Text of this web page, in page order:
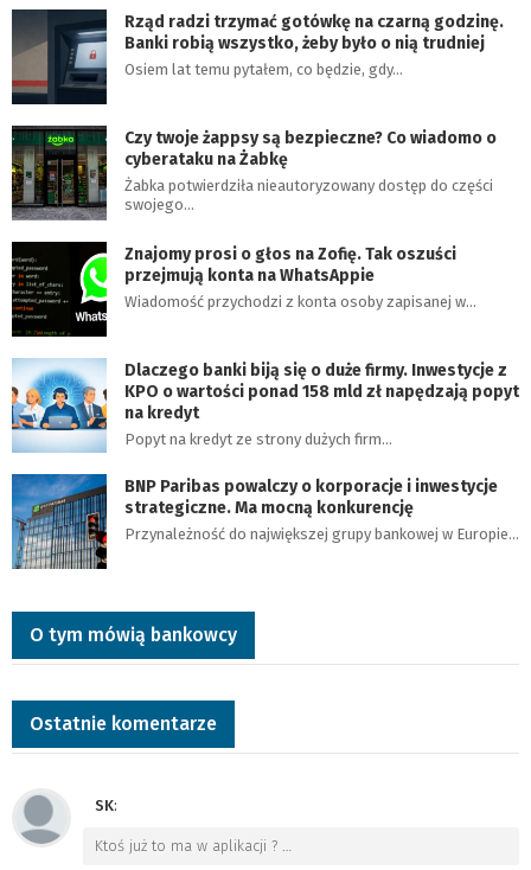
Rząd radzi trzymać gotówkę na czarną godzinę.
Banki robią wszystko, żeby było o nią trudniej
Osiem lat temu pytałem, co będzie, gdy…
Czy twoje żappsy są bezpieczne? Co wiadomo o
cyberataku na Żabkę
Żabka potwierdziła nieautoryzowany dostęp do części
swojego…
Znajomy prosi o głos na Zofię. Tak oszuści
przejmują konta na WhatsAppie
Wiadomość przychodzi z konta osoby zapisanej w…
Dlaczego banki biją się o duże firmy. Inwestycje z
KPO o wartości ponad 158 mld zł napędzają popyt
na kredyt
Popyt na kredyt ze strony dużych firm…
BNP Paribas powalczy o korporacje i inwestycje
strategiczne. Ma mocną konkurencję
Przynależność do największej grupy bankowej w Europie…
O tym mówią bankowcy
Ostatnie komentarze
SK:
Ktoś już to ma w aplikacji ? …